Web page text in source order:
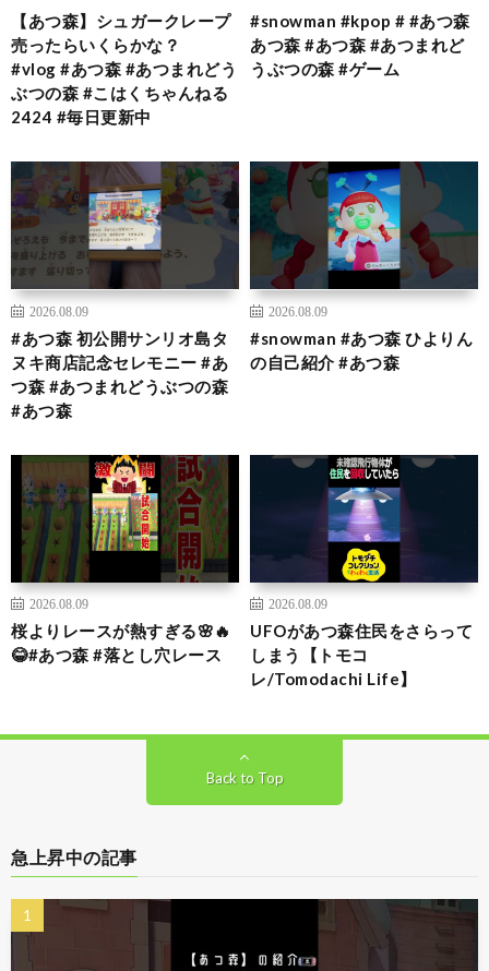
【あつ森】シュガークレープ
売ったらいくらかな？
#vlog #あつ森 #あつまれどう
ぶつの森 #こはくちゃんねる
2424 #毎日更新中
#snowman #kpop # #あつ森
あつ森 #あつ森 #あつまれど
うぶつの森 #ゲーム
2026.08.09
#あつ森 初公開サンリオ島タ
ヌキ商店記念セレモニー #あ
つ森 #あつまれどうぶつの森
#あつ森
2026.08.09
#snowman #あつ森 ひよりん
の自己紹介 #あつ森
2026.08.09
桜よりレースが熱すぎる🌸🔥
😂#あつ森 #落とし穴レース
2026.08.09
UFOがあつ森住民をさらって
しまう【トモコ
レ/Tomodachi Life】
Back to Top
急上昇中の記事